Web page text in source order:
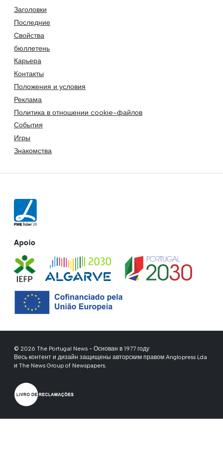
Заголовки
Последние
Свойства
бюллетень
Карьера
Контакты
Положения и условия
Реклама
Политика в отношении cookie-файлов
События
Игры
Знакомства
Apoio
© 2026 The Portugal News - Основан в 1977 году
Весь контент и дизайн защищены авторским правом Anglopress Lda
и The News Group of Newspapers.